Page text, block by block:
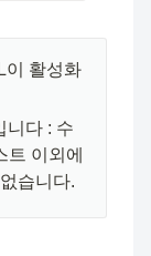
이 활성화
니다 : 수
트 이외에
습니다.